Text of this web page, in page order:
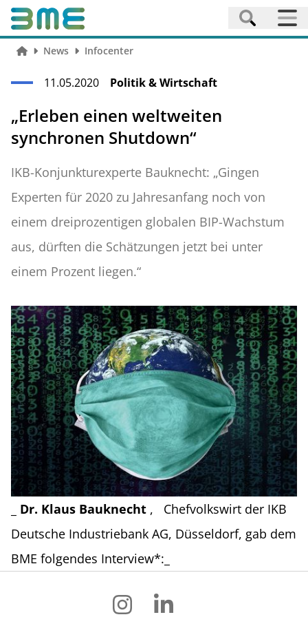
News Infocenter
11.05.2020 Politik & Wirtschaft
„Erleben einen weltweiten
synchronen Shutdown“
IKB-Konjunkturexperte Bauknecht: „Gingen
Experten für 2020 zu Jahresanfang noch von
einem dreiprozentigen globalen BIP-Wachstum
aus, dürften die Schätzungen jetzt bei unter
einem Prozent liegen.“
Dr. Klaus Bauknecht ,
Chefvolkswirt der IKB
Deutsche Industriebank AG, Düsseldorf, gab dem
BME folgendes Interview*:_